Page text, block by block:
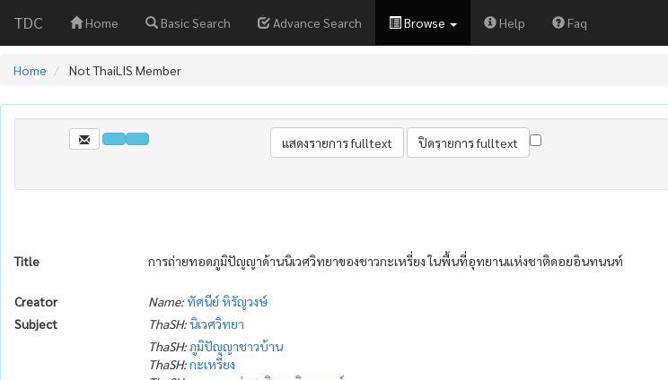
TDC Home Basic Search Advance Search Browse Help Faq
Home Not ThaiLIS Member
Title การถ่ายทอดภูมิปัญญาด้านนิเวศวิทยาของชาวกะเหรี่ยง ในพื้นที่อุทยานแห่งชาติดอยอินทนนท์
Creator Name:ทัศนีย์ หิรัญวงษ์
Subject
ThaSH:นิเวศวิทยา
ThaSH:ภูมิปัญญาชาวบ้าน
ThaSH:กะเหรี่ยง